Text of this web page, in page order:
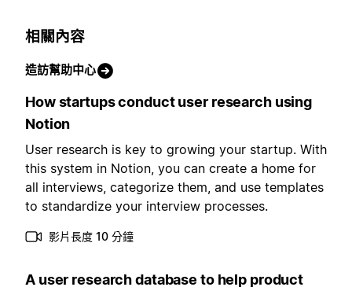
相關內容
造訪幫助中心
How startups conduct user research using
Notion
User research is key to growing your startup. With
this system in Notion, you can create a home for
all interviews, categorize them, and use templates
to standardize your interview processes.
影片長度 10 分鐘
A user research database to help product